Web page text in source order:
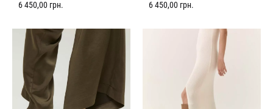
6 450,00 грн. 6 450,00 грн.